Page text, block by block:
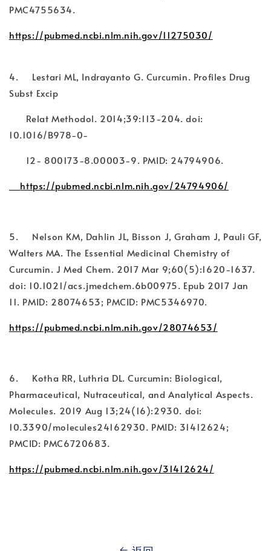
PMC4755634.
https://pubmed.ncbi.nlm.nih.gov/11275030/
4. Lestari ML, Indrayanto G. Curcumin. Profiles Drug
Subst Excip
Relat Methodol. 2014;39:113-204. doi:
10.1016/B978-0-
12- 800173-8.00003-9. PMID: 24794906.
https://pubmed.ncbi.nlm.nih.gov/24794906/
5. Nelson KM, Dahlin JL, Bisson J, Graham J, Pauli GF,
Walters MA. The Essential Medicinal Chemistry of
Curcumin. J Med Chem. 2017 Mar 9;60(5):1620-1637.
doi: 10.1021/acs.jmedchem.6b00975. Epub 2017 Jan
11. PMID: 28074653; PMCID: PMC5346970.
https://pubmed.ncbi.nlm.nih.gov/28074653/
6. Kotha RR, Luthria DL. Curcumin: Biological,
Pharmaceutical, Nutraceutical, and Analytical Aspects.
Molecules. 2019 Aug 13;24(16):2930. doi:
10.3390/molecules24162930. PMID: 31412624;
PMCID: PMC6720683.
https://pubmed.ncbi.nlm.nih.gov/31412624/